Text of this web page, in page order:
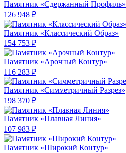
Памятник «Сдержанный Профиль»
126 948 ₽
Памятник «Классический Образ»
154 753 ₽
Памятник «Арочный Контур»
116 283 ₽
Памятник «Симметричный Разрез»
198 370 ₽
Памятник «Плавная Линия»
107 983 ₽
Памятник «Широкий Контур»